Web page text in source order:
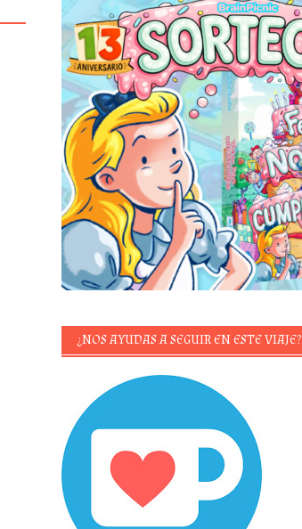
¿NOS AYUDAS A SEGUIR EN ESTE VIAJE?